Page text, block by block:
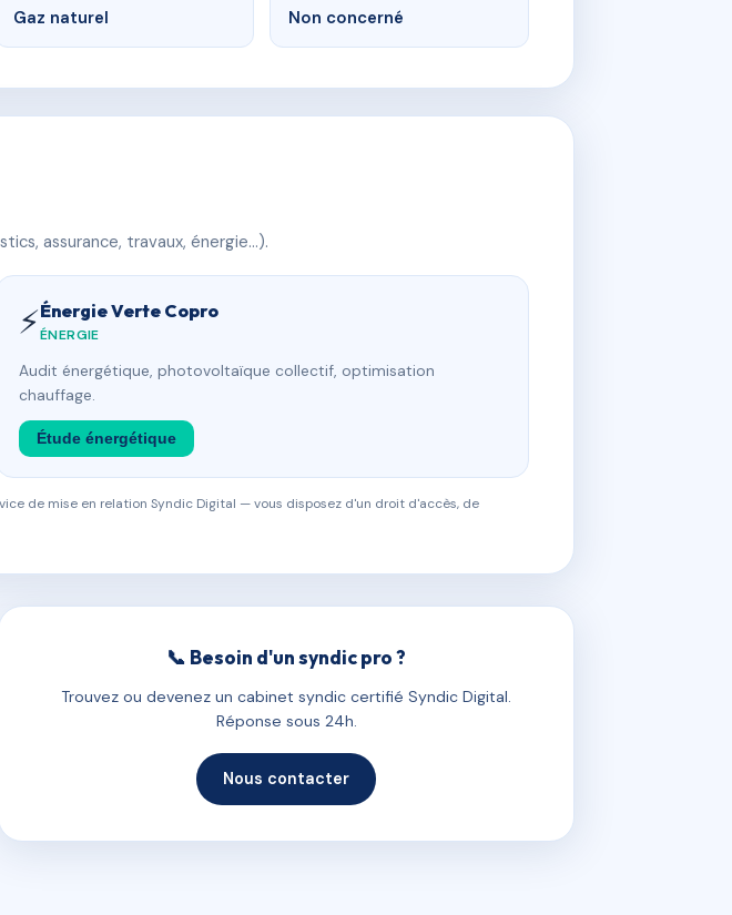
Gaz naturel Non concerné
assurance, travaux, énergie…).
⚡Énergie Verte Copro
ÉNERGIE
Audit énergétique, photovoltaïque collectif, optimisation
chauffage.
Étude énergétique
de mise en relation Syndic Digital — vous disposez d'un droit d'accès, de
📞 Besoin d'un syndic pro ?
Trouvez ou devenez un cabinet syndic certifié Syndic Digital.
Réponse sous 24h.
Nous contacter